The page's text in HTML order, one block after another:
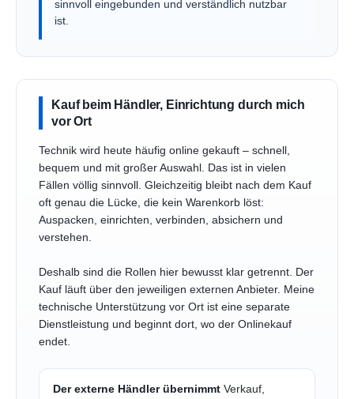
sinnvoll eingebunden und verständlich nutzbar
ist.
Kauf beim Händler, Einrichtung durch mich
vor Ort
Technik wird heute häufig online gekauft – schnell,
bequem und mit großer Auswahl. Das ist in vielen
Fällen völlig sinnvoll. Gleichzeitig bleibt nach dem Kauf
oft genau die Lücke, die kein Warenkorb löst:
Auspacken, einrichten, verbinden, absichern und
verstehen.
Deshalb sind die Rollen hier bewusst klar getrennt. Der
Kauf läuft über den jeweiligen externen Anbieter. Meine
technische Unterstützung vor Ort ist eine separate
Dienstleistung und beginnt dort, wo der Onlinekauf
endet.
Der externe Händler übernimmt Verkauf,